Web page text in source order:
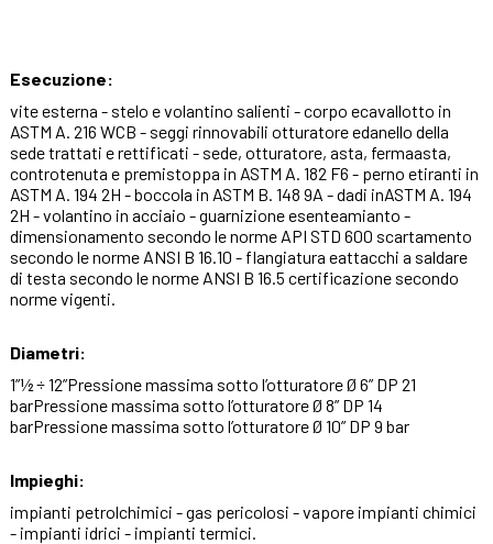
Esecuzione:
vite esterna - stelo e volantino salienti - corpo ecavallotto in
ASTM A. 216 WCB - seggi rinnovabili otturatore edanello della
sede trattati e rettificati - sede, otturatore, asta, fermaasta,
controtenuta e premistoppa in ASTM A. 182 F6 - perno etiranti in
ASTM A. 194 2H - boccola in ASTM B. 148 9A - dadi inASTM A. 194
2H - volantino in acciaio - guarnizione esenteamianto -
dimensionamento secondo le norme API STD 600 scartamento
secondo le norme ANSI B 16.10 - flangiatura eattacchi a saldare
di testa secondo le norme ANSI B 16.5 certificazione secondo
norme vigenti.
Diametri:
1”½ ÷ 12”Pressione massima sotto l’otturatore Ø 6” DP 21
barPressione massima sotto l’otturatore Ø 8” DP 14
barPressione massima sotto l’otturatore Ø 10” DP 9 bar
Impieghi:
impianti petrolchimici - gas pericolosi - vapore impianti chimici
- impianti idrici - impianti termici.